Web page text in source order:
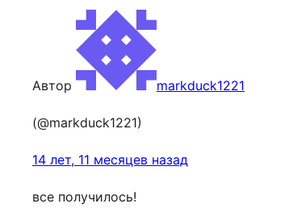
Автор markduck1221
(@markduck1221)
14 лет, 11 месяцев назад
все получилось!